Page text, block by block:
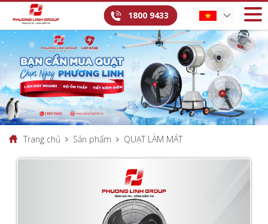
1800 9433
Trang chủ Sản phẩm QUẠT LÀM MÁT